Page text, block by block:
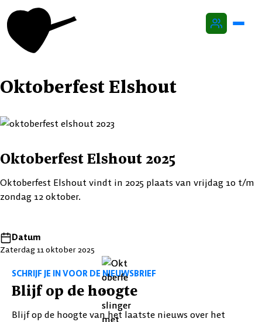
Agenda
Thema’s
Over Oktoberfestfan
Oktoberfest Elshout
Oktoberfest Elshout 2025
Oktoberfest Elshout vindt in 2025 plaats van vrijdag 10 t/m
zondag 12 oktober.
Datum
Zaterdag 11 oktober 2025
SCHRIJF JE IN VOOR DE NIEUWSBRIEF
Blijf op de hoogte
Blijf op de hoogte van het laatste nieuws over het